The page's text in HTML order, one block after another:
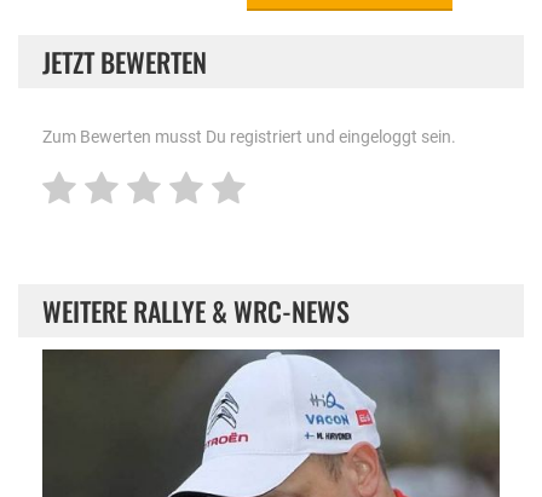
JETZT BEWERTEN
Zum Bewerten musst Du registriert und eingeloggt sein.
WEITERE RALLYE & WRC-NEWS